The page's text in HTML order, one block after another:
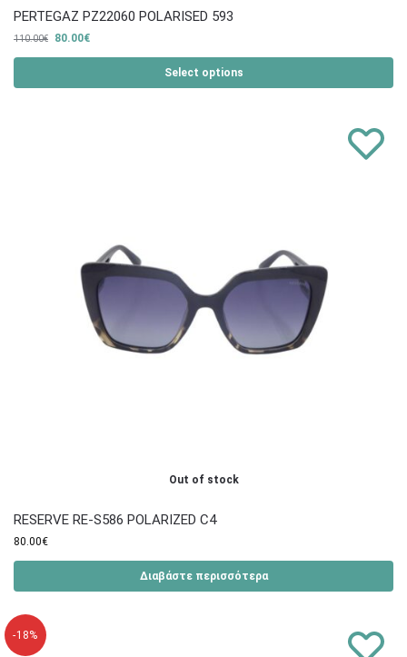
PERTEGAZ PZ22060 POLARISED 593
110.00€ 80.00€
Select options
Out of stock
RESERVE RE-S586 POLARIZED C4
80.00€
Διαβάστε περισσότερα
-18%